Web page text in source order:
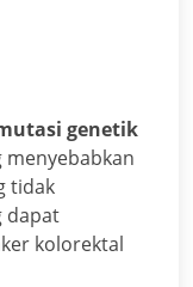
genetik
menyebabkan
tidak
dapat
kolorektal